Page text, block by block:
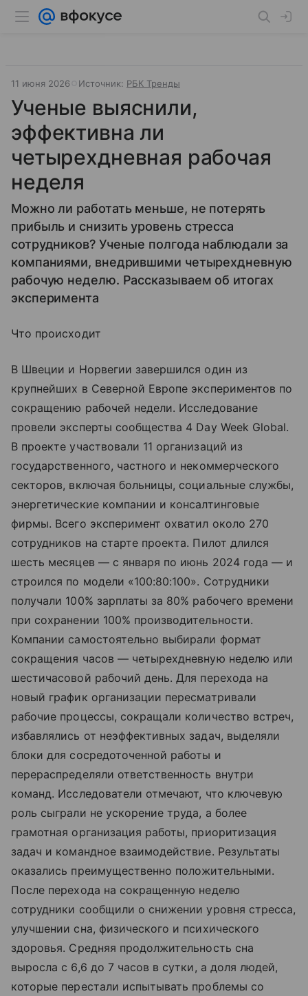
11 июня 2026 Источник: РБК Тренды
Ученые выяснили,
эффективна ли
четырехдневная рабочая
неделя
Можно ли работать меньше, не потерять
прибыль и снизить уровень стресса
сотрудников? Ученые полгода наблюдали за
компаниями, внедрившими четырехдневную
рабочую неделю. Рассказываем об итогах
эксперимента
Что происходит
В Швеции и Норвегии завершился один из
крупнейших в Северной Европе экспериментов по
сокращению рабочей недели. Исследование
провели эксперты сообщества 4 Day Week Global.
В проекте участвовали 11 организаций из
государственного, частного и некоммерческого
секторов, включая больницы, социальные службы,
энергетические компании и консалтинговые
фирмы. Всего эксперимент охватил около 270
сотрудников на старте проекта. Пилот длился
шесть месяцев — с января по июнь 2024 года — и
строился по модели «100:80:100». Сотрудники
получали 100% зарплаты за 80% рабочего времени
при сохранении 100% производительности.
Компании самостоятельно выбирали формат
сокращения часов — четырехдневную неделю или
шестичасовой рабочий день. Для перехода на
новый график организации пересматривали
рабочие процессы, сокращали количество встреч,
избавлялись от неэффективных задач, выделяли
блоки для сосредоточенной работы и
перераспределяли ответственность внутри
команд. Исследователи отмечают, что ключевую
роль сыграли не ускорение труда, а более
грамотная организация работы, приоритизация
задач и командное взаимодействие. Результаты
оказались преимущественно положительными.
После перехода на сокращенную неделю
сотрудники сообщили о снижении уровня стресса,
улучшении сна, физического и психического
здоровья. Средняя продолжительность сна
выросла с 6,6 до 7 часов в сутки, а доля людей,
которые перестали испытывать проблемы со